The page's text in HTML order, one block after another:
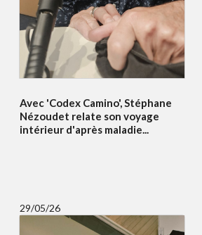
Avec 'Codex Camino', Stéphane
Nézoudet relate son voyage
intérieur d'après maladie...
29/05/26